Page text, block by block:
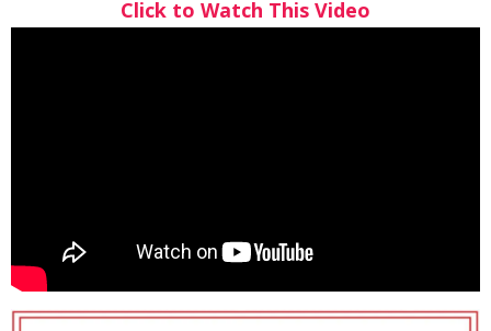
Click to Watch This Video